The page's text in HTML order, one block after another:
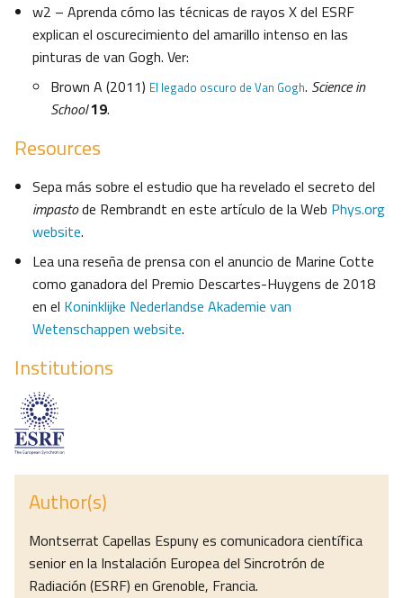
w2 – Aprenda cómo las técnicas de rayos X del ESRF
explican el oscurecimiento del amarillo intenso en las
pinturas de van Gogh. Ver:
Brown A (2011) El legado oscuro de Van Gogh. Science in
School19.
Resources
Sepa más sobre el estudio que ha revelado el secreto del
impastode Rembrandt en este artículo de la Web Phys.org
website.
Lea una reseña de prensa con el anuncio de Marine Cotte
como ganadora del Premio Descartes-Huygens de 2018
en el Koninklijke Nederlandse Akademie van
Wetenschappen website.
Institutions
Author(s)
Montserrat Capellas Espuny es comunicadora científica
senior en la Instalación Europea del Sincrotrón de
Radiación (ESRF) en Grenoble, Francia.